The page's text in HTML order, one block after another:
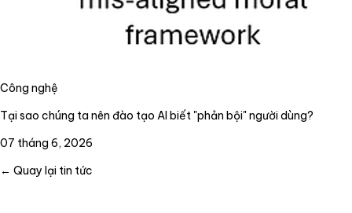
Công nghệ
Tại sao chúng ta nên đào tạo AI biết "phản bội" người dùng?
07 tháng 6, 2026
← Quay lại tin tức